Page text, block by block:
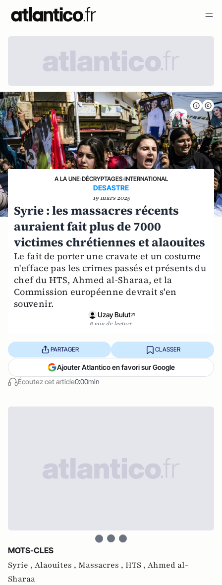
A LA UNE›DÉCRYPTAGES›INTERNATIONAL
DESASTRE
19 mars 2025
Syrie : les massacres récents
auraient fait plus de 7000
victimes chrétiennes et alaouites
Le fait de porter une cravate et un costume
n'efface pas les crimes passés et présents du
chef du HTS, Ahmed al-Sharaa, et la
Commission européenne devrait s'en
souvenir.
Uzay Bulut
6 min de lecture
Écoutez cet article0:00min
PARTAGER CLASSER
Ajouter Atlantico en favori sur Google
MOTS-CLES
Syrie , Alaouites , Massacres , HTS , Ahmed al-
Sharaa